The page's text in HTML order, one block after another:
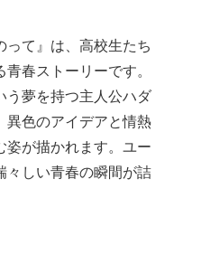
って』は、高校生たち
春ストーリーです。
う夢を持つ主人公ハダ
異色のアイデアと情熱
姿が描かれます。ユー
々しい青春の瞬間が詰